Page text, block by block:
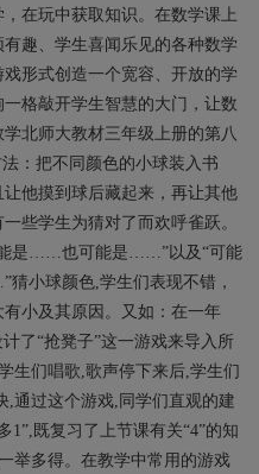
在玩中获取知识。在数学课上
趣、学生喜闻乐见的各种数学
形式创造一个宽容、开放的学
格敲开学生智慧的大门，让数
北师大教材三年级上册的第八
：把不同颜色的小球装入书
他摸到球后藏起来，再让其他
些学生为猜对了而欢呼雀跃。
能是……也可能是……”以及“可能
球颜色,学生们表现不错，
小及其原因。又如：在一年
了“抢凳子”这一游戏来导入所
生们唱歌,歌声停下来后,学生们
,通过这个游戏,同学们直观的建
1”,既复习了上节课有关“4”的知
举多得。在教学中常用的游戏